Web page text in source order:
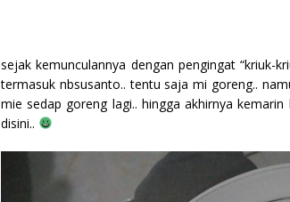
sejak kemunculannya dengan pengingat “kriuk-
termasuk nbsusanto.. tentu saja mi goreng..
mie sedap goreng lagi.. hingga akhirnya
disini..